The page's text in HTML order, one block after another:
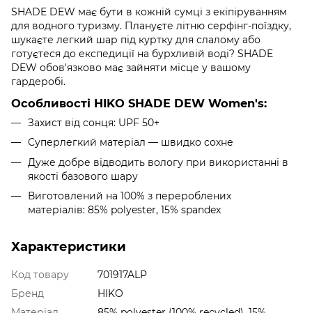
SHADE DEW має бути в кожній сумці з екіпіруванням
для водного туризму. Плануєте літню серфінг-поїздку,
шукаєте легкий шар під куртку для слалому або
готуєтеся до експедиції на бурхливій воді? SHADE
DEW обов'язково має зайняти місце у вашому
гардеробі.
Особливості HIKO SHADE DEW Women's:
Захист від сонця: UPF 50+
Суперлегкий матеріал — швидко сохне
Дуже добре відводить вологу при використанні в
якості базового шару
Виготовлений на 100% з перероблених
матеріалів: 85% polyester, 15% spandex
Характеристики
Код товару
701917ALP
Бренд
HIKO